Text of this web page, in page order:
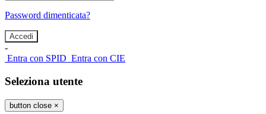
Password dimenticata?
-
Entra con SPID Entra con CIE
Seleziona utente
button close ×